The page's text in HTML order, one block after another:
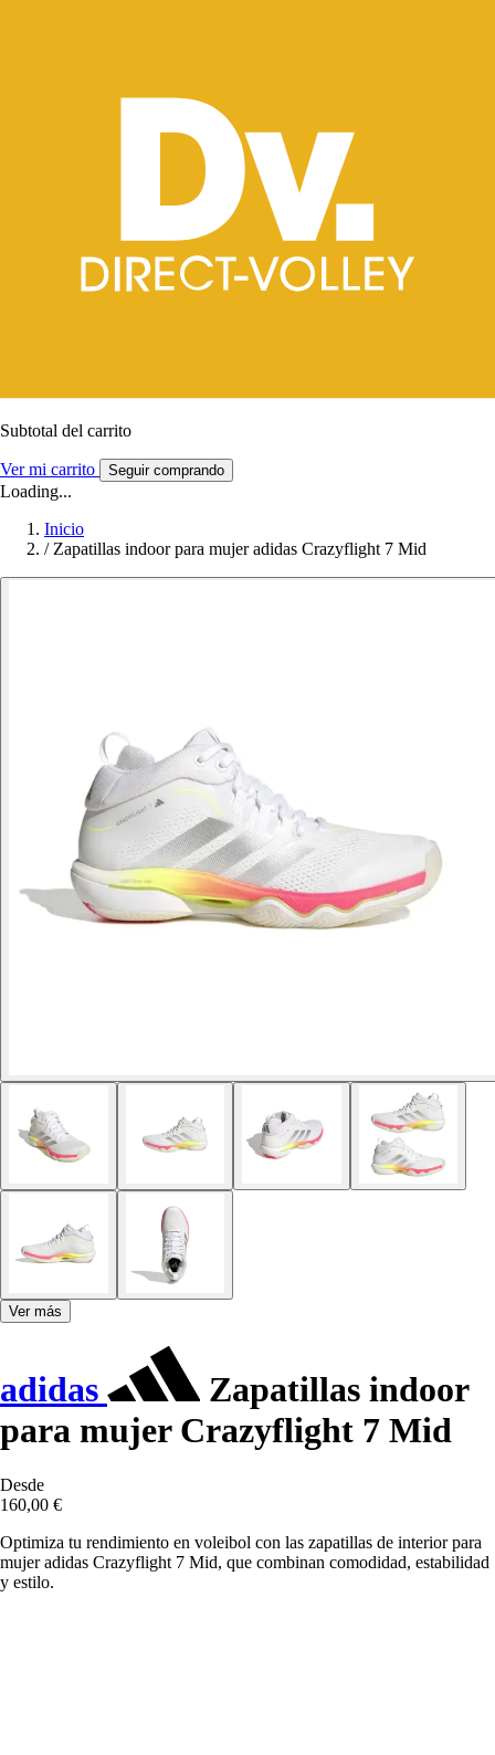
Subtotal del carrito
Ver mi carrito Seguir comprando
Loading...
Inicio
/ Zapatillas indoor para mujer adidas Crazyflight 7 Mid
Ver más
adidas
Zapatillas indoor
para mujer Crazyflight 7 Mid
Desde
160,00 €
Optimiza tu rendimiento en voleibol con las zapatillas de interior para
mujer adidas Crazyflight 7 Mid, que combinan comodidad, estabilidad
y estilo.